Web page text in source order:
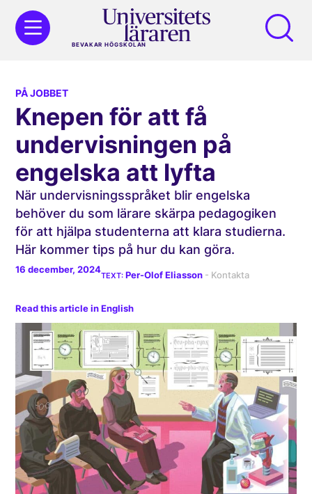
BEVAKAR HÖGSKOLAN
PÅ JOBBET
Knepen för att få
undervisningen på
engelska att lyfta
När undervisningsspråket blir engelska
behöver du som lärare skärpa pedagogiken
för att hjälpa studenterna att klara studierna.
Här kommer tips på hur du kan göra.
16 december, 2024
Per-Olof Eliasson
Read this article in English